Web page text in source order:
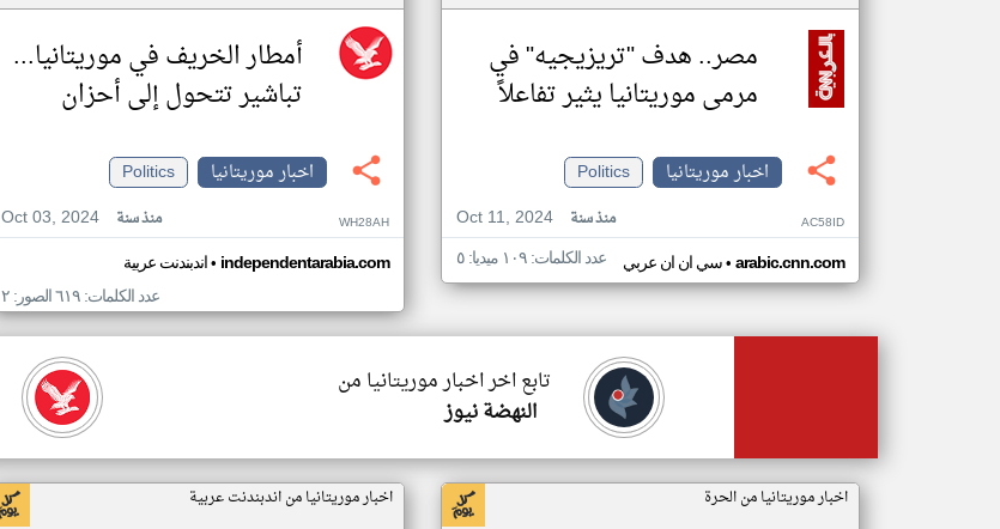
مصر.. هدف "تريزيجيه" في
مرمى موريتانيا يثير تفاعلاً
اخبار موريتانيا
Politics
Oct 11, 2024
منذ سنة AC58ID
سي ان ان عربي• arabic.cnn.com عدد الكلمات: ١٠٩ ميديا: ٥
أمطار الخريف في موريتانيا...
تباشير تتحول إلى أحزان
اخبار موريتانيا
Politics
Oct 03, 2024
منذ سنة WH28AH
اندبندنت عربية• independentarabia.com
عدد الكلمات: ٦١٩ الصور: ٢
تابع اخر اخبار موريتانيا من
النهضة نيوز
اخبار موريتانيا من الحرة اخبار موريتانيا من اندبندنت عربية